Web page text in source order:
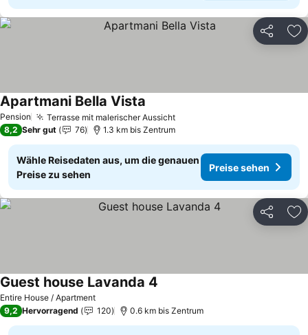
Teilen
Pension Terrasse mit malerischer Aussicht
Apartmani Bella Vista
8,2 Sehr gut 76 1.3 km bis Zentrum
Wähle Reisedaten aus, um die genauen
Preise zu sehen
Preise sehen
Teilen
Entire House / Apartment
Guest house Lavanda 4
9,2 Hervorragend 120 0.6 km bis Zentrum